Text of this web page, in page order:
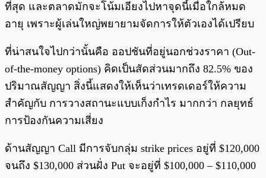
ที่สุด และตลาดมักจะโน้มเอียงไปหาจุดนี้เมื่อใกล้หมด
อายุ เพราะผู้เล่นใหญ่พยายามจัดการให้ตัวเองได้เปรียบ
ที่น่าสนใจไปกว่านั้นคือ ออปชันที่อยู่นอกช่วงราคา (Out-
of-the-money options) คิดเป็นสัดส่วนมากถึง 82.5% ของ
ปริมาณสัญญา สิ่งนี้แสดงให้เห็นว่าเทรดเดอร์ให้ความ
สำคัญกับ การวางสถานะแบบเก็งกำไร มากกว่า กลยุทธ์
การป้องกันความเสี่ยง
ด้านสัญญา Call มีการจับกลุ่ม strike prices อยู่ที่ $120,000
จนถึง $130,000 ส่วนฝั่ง Put จะอยู่ที่ $100,000 – $110,000